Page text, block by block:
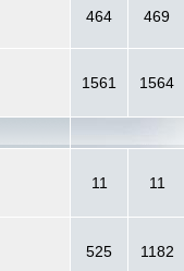
464 469
1561 1564
11 11
525 1182